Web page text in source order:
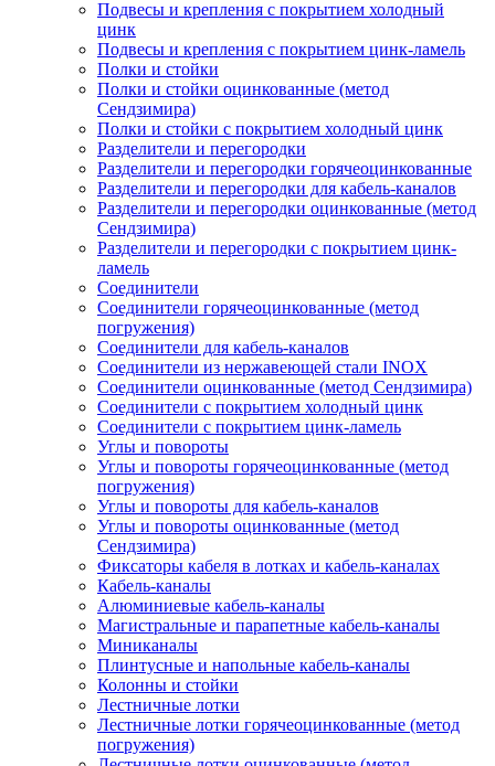
Подвесы и крепления с покрытием холодный
цинк
Подвесы и крепления с покрытием цинк-ламель
Полки и стойки
Полки и стойки оцинкованные (метод
Сендзимира)
Полки и стойки с покрытием холодный цинк
Разделители и перегородки
Разделители и перегородки горячеоцинкованные
Разделители и перегородки для кабель-каналов
Разделители и перегородки оцинкованные (метод
Сендзимира)
Разделители и перегородки с покрытием цинк-
ламель
Соединители
Соединители горячеоцинкованные (метод
погружения)
Соединители для кабель-каналов
Соединители из нержавеющей стали INOX
Соединители оцинкованные (метод Сендзимира)
Соединители с покрытием холодный цинк
Соединители с покрытием цинк-ламель
Углы и повороты
Углы и повороты горячеоцинкованные (метод
погружения)
Углы и повороты для кабель-каналов
Углы и повороты оцинкованные (метод
Сендзимира)
Фиксаторы кабеля в лотках и кабель-каналах
Кабель-каналы
Алюминиевые кабель-каналы
Магистральные и парапетные кабель-каналы
Миниканалы
Плинтусные и напольные кабель-каналы
Колонны и стойки
Лестничные лотки
Лестничные лотки горячеоцинкованные (метод
погружения)